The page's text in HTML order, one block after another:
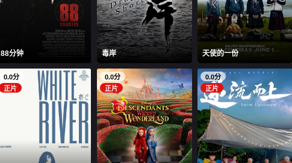
88分钟 毒岸 天使的一份
0.0分
正片
0.0分
正片
0.0分
正片